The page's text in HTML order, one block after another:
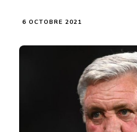
6 OCTOBRE 2021